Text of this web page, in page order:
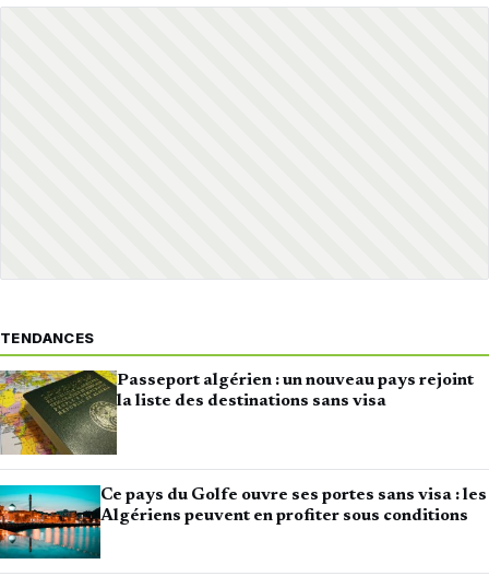
TENDANCES
Passeport algérien : un nouveau pays rejoint
la liste des destinations sans visa
Ce pays du Golfe ouvre ses portes sans visa : les
Algériens peuvent en profiter sous conditions